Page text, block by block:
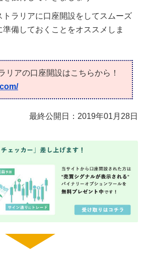
トラリアに口座開設をしてスムーズ
備しておくことをオススメしま
リアの口座開設はこちらから！
最終公開日： 2019年01月28日